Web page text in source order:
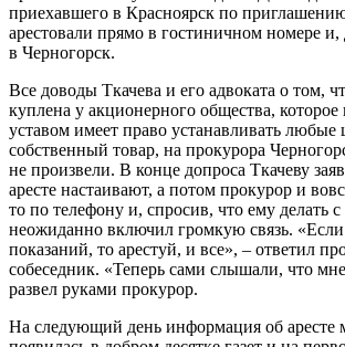
приехавшего в Красноярск по
арестовали прямо в гостиничном номере и,
в Черногорск.
Все доводы Ткачева и его адвоката о том,
куплена у акционерного общества, которое
уставом имеет право устанавливать любые
собственный товар, на прокурора
не произвели. В конце допроса Ткачеву
аресте настаивают, а потом прокурор и
то по телефону и, спросив, что ему делать
неожиданно включил громкую связь.
показаний, то арестуй, и все», – ответил
собеседник. «Теперь сами слышали, что
развел руками прокурор.
На следующий день информация об аресте